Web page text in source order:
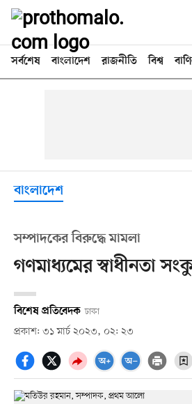
সর্বশেষ বাংলাদেশ রাজনীতি বিশ্ব
বাংলাদেশ
সম্পাদকের বিরুদ্ধে মামলা
গণমাধ্যমের স্বাধীনতা
বিশেষ প্রতিবেদক ঢাকা
প্রকাশ: ৩১ মার্চ ২০২৩, ০২: ২৩